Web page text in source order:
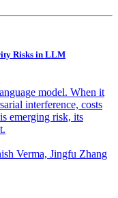
Risks in LLM
model. When it
interference, costs
emerging risk, its
Verma, Jingfu Zhang